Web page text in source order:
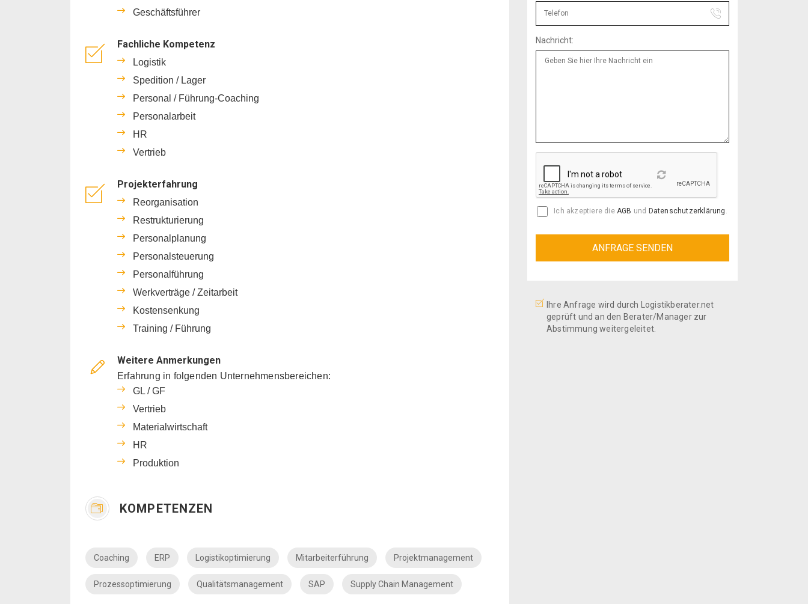
Geschäftsführer
Fachliche Kompetenz
Logistik
Spedition / Lager
Personal / Führung-Coaching
Personalarbeit
HR
Vertrieb
Projekterfahrung
Reorganisation
Restrukturierung
Personalplanung
Personalsteuerung
Personalführung
Werkverträge / Zeitarbeit
Kostensenkung
Training / Führung
Weitere Anmerkungen
Erfahrung in folgenden Unternehmensbereichen:
GL / GF
Vertrieb
Materialwirtschaft
HR
Produktion
KOMPETENZEN
Coaching ERP Logistikoptimierung Mitarbeiterführung Projektmanagement
Prozessoptimierung Qualitätsmanagement SAP Supply Chain Management
Nachricht:
Reload
Ich akzeptiere die AGB und Datenschutzerklärung
Ihre Anfrage wird durch Logistikberater.net
geprüft und an den Berater/Manager zur
Abstimmung weitergeleitet.